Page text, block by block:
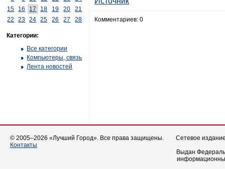
15
16 17 18 19 20
21
22
23 24 25 26 27 28
Категории:
Все категории
Компьютеры, связь
Лента новостей
Комментариев: 0
© 2005–2026 «Лучший Город». Все права защищены.
Контакты
Сетевое
Выдан